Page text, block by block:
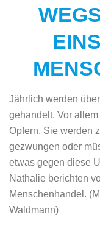
Jährlich werden
gehandelt. Vor
Opfern. Sie werden
gezwungen oder
etwas gegen diese
Nathalie berichten
Menschenhandel. (
Waldmann)